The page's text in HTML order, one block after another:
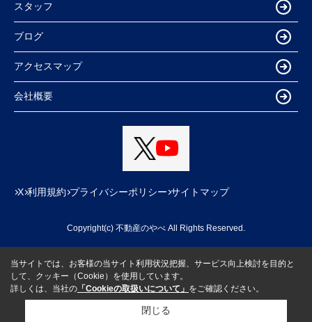
スタッフ
ブログ
アクセスマップ
会社概要
X 利用規約 プライバシーポリシー サイトマップ
Copyright(c) 不動産のやべ All Rights Reserved.
当サイトでは、お客様の当サイト利用状況把握、サービス向上検討を目的と
して、クッキー（Cookie）を使用しています。
詳しくは、当社の 「Cookieの取扱いについて」 をご確認ください。
閉じる